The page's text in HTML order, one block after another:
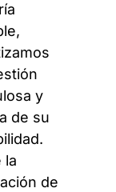
y
de su
la
de